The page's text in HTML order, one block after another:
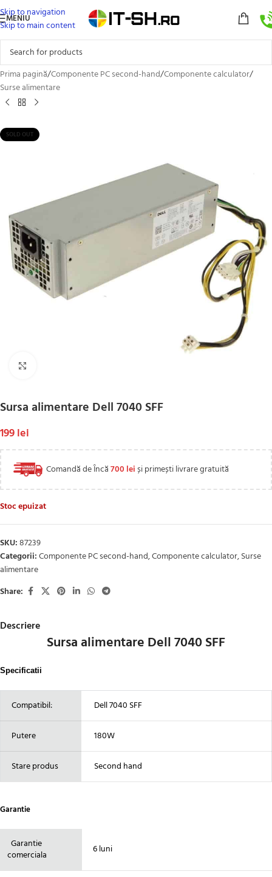
Skip to navigation
Skip to main content
MENIU
Prima pagină/Componente PC second-hand/Componente calculator/
Surse alimentare
SOLD OUT
Sursa alimentare Dell 7040 SFF
199lei
Comandă de Încă700 leiși primești livrare gratuită
Stoc epuizat
SKU:87239
Categorii:Componente PC second-hand,Componente calculator,Surse
alimentare
Share:
Descriere
Sursa alimentare Dell 7040 SFF
Specificatii
Compatibil: Dell 7040 SFF
Putere 180W
Stare produs Second hand
Garantie
Garantie
comerciala
6 luni